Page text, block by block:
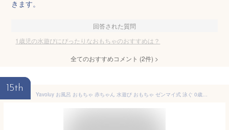
きます。
回答された質問
1歳児の水遊びにぴったりなおもちゃのおすすめは？
全てのおすすめコメント (2件) >
15th
Yavoluy お風呂 おもちゃ 赤ちゃん 水遊び おもちゃ ゼンマイ式 泳ぐ 0歳 1歳 2歳 3歳 4歳 5歳 6歳 お風呂 プール おもちゃ 子供 男の子 女の子 誕生日プレゼント 出産祝い (ペンギン)